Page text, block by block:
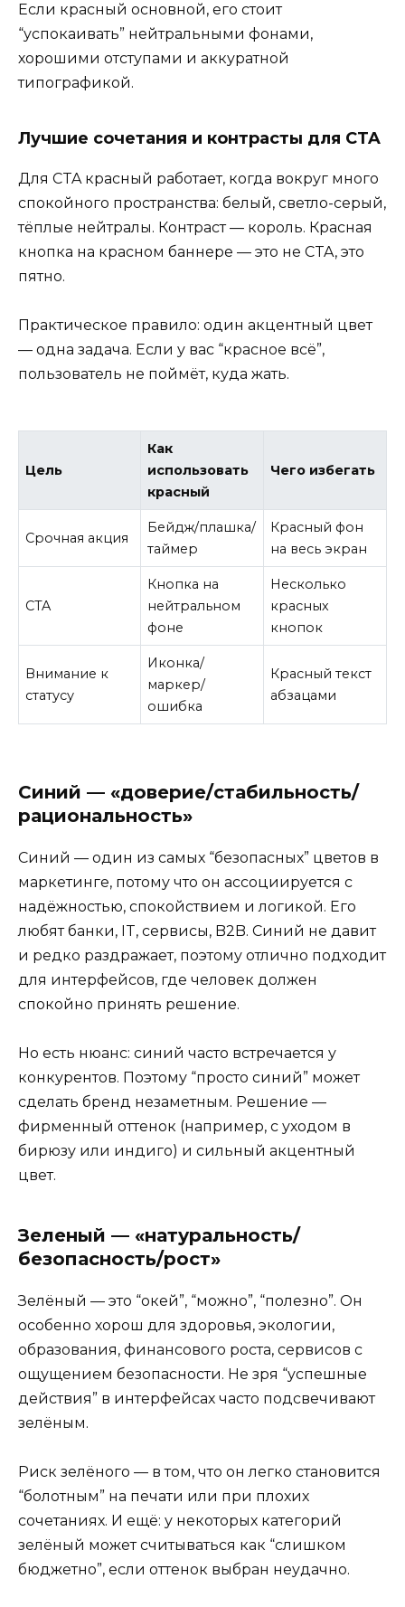
Если красный основной, его стоит
“успокаивать” нейтральными фонами,
хорошими отступами и аккуратной
типографикой.
Лучшие сочетания и контрасты для CTA
Для CTA красный работает, когда вокруг много
спокойного пространства: белый, светло-серый,
тёплые нейтралы. Контраст — король. Красная
кнопка на красном баннере — это не CTA, это
пятно.
Практическое правило: один акцентный цвет
— одна задача. Если у вас “красное всё”,
пользователь не поймёт, куда жать.
Цель
Как
использовать
красный
Чего избегать
Срочная акция
Бейдж/плашка/
таймер
Красный фон
на весь экран
CTA
Кнопка на
нейтральном
фоне
Несколько
красных
кнопок
Внимание к
статусу
Иконка/
маркер/
ошибка
Красный текст
абзацами
Синий — «доверие/стабильность/
рациональность»
Синий — один из самых “безопасных” цветов в
маркетинге, потому что он ассоциируется с
надёжностью, спокойствием и логикой. Его
любят банки, IT, сервисы, B2B. Синий не давит
и редко раздражает, поэтому отлично подходит
для интерфейсов, где человек должен
спокойно принять решение.
Но есть нюанс: синий часто встречается у
конкурентов. Поэтому “просто синий” может
сделать бренд незаметным. Решение —
фирменный оттенок (например, с уходом в
бирюзу или индиго) и сильный акцентный
цвет.
Зеленый — «натуральность/
безопасность/рост»
Зелёный — это “окей”, “можно”, “полезно”. Он
особенно хорош для здоровья, экологии,
образования, финансового роста, сервисов с
ощущением безопасности. Не зря “успешные
действия” в интерфейсах часто подсвечивают
зелёным.
Риск зелёного — в том, что он легко становится
“болотным” на печати или при плохих
сочетаниях. И ещё: у некоторых категорий
зелёный может считываться как “слишком
бюджетно”, если оттенок выбран неудачно.